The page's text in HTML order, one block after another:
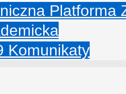
Platforma
Komunikaty